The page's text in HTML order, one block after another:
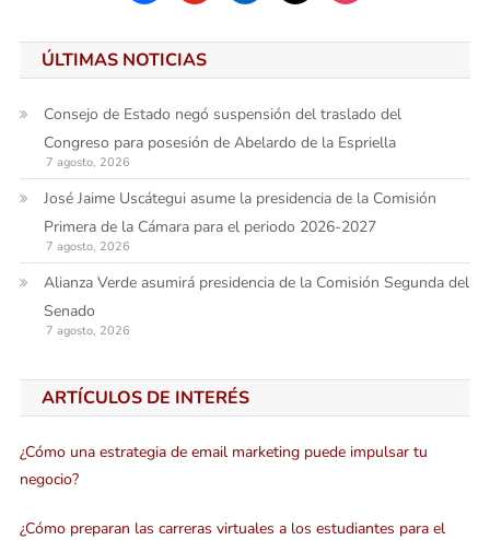
ÚLTIMAS NOTICIAS
Consejo de Estado negó suspensión del traslado del
Congreso para posesión de Abelardo de la Espriella
7 agosto, 2026
José Jaime Uscátegui asume la presidencia de la Comisión
Primera de la Cámara para el periodo 2026-2027
7 agosto, 2026
Alianza Verde asumirá presidencia de la Comisión Segunda del
Senado
7 agosto, 2026
ARTÍCULOS DE INTERÉS
¿Cómo una estrategia de email marketing puede impulsar tu
negocio?
¿Cómo preparan las carreras virtuales a los estudiantes para el